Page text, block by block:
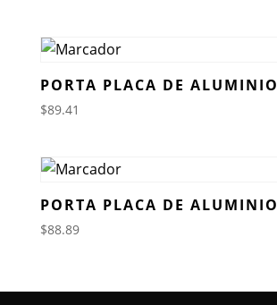
PORTA PLACA DE ALUMINIO
$89.41
PORTA PLACA DE ALUMINIO
$88.89